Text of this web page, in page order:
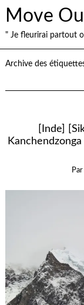
Move
" Je fleurirai partout
Archive des
[Inde]
Par